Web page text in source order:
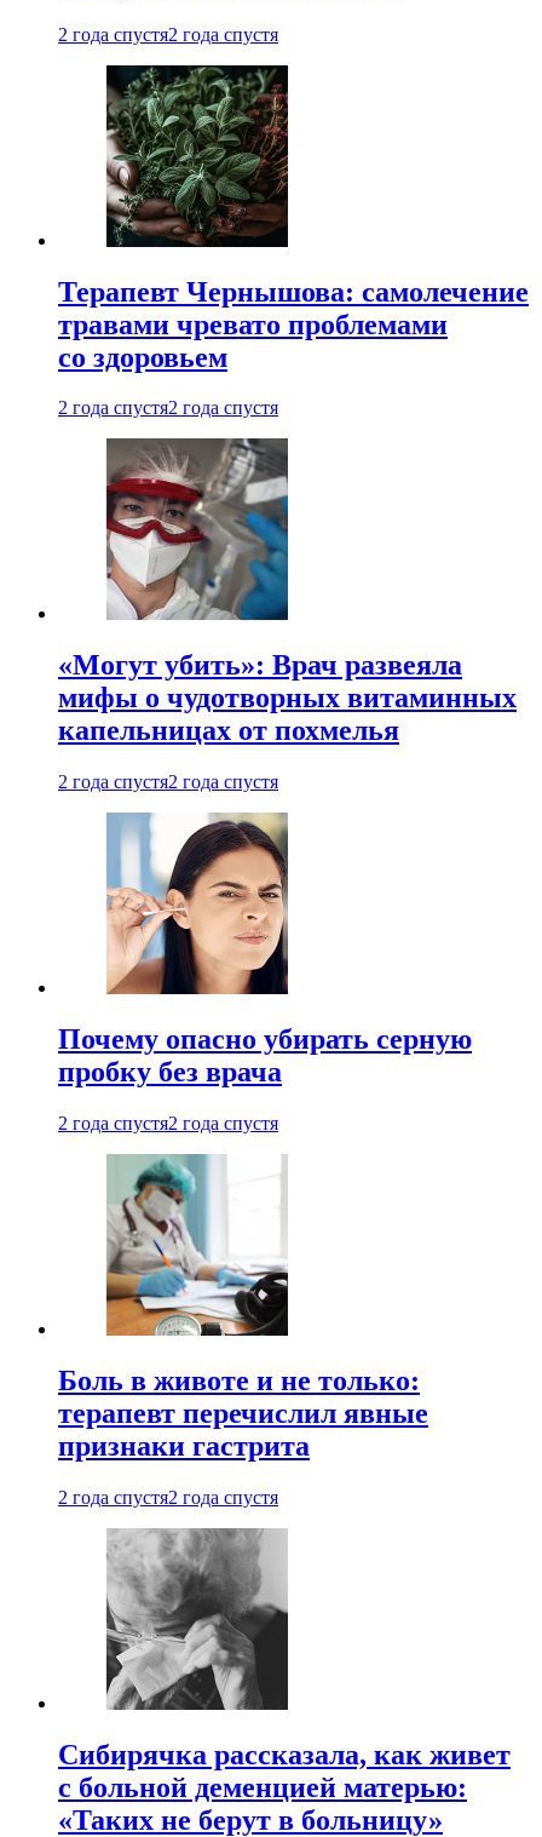
2 года спустя2 года спустя
Терапевт Чернышова: самолечение
травами чревато проблемами
со здоровьем
2 года спустя2 года спустя
«Могут убить»: Врач развеяла
мифы о чудотворных витаминных
капельницах от похмелья
2 года спустя2 года спустя
Почему опасно убирать серную
пробку без врача
2 года спустя2 года спустя
Боль в животе и не только:
терапевт перечислил явные
признаки гастрита
2 года спустя2 года спустя
Сибирячка рассказала, как живет
с больной деменцией матерью:
«Таких не берут в больницу»